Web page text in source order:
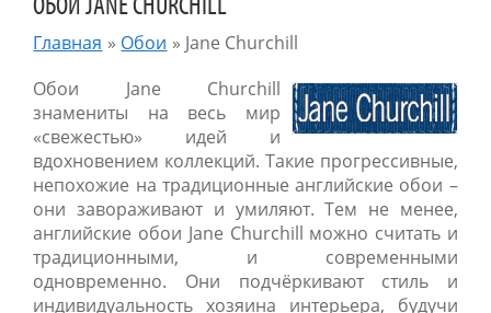
ОБОИ JANE CHURCHILL
Главная » Обои » Jane Churchill
Обои Jane Churchill
знамениты на весь мир
«свежестью» идей и
вдохновением коллекций. Такие прогрессивные,
непохожие на традиционные английские обои –
они завораживают и умиляют. Тем не менее,
английские обои Jane Churchill можно считать и
традиционными, и современными
одновременно. Они подчёркивают стиль и
индивидуальность хозяина интерьера, будучи